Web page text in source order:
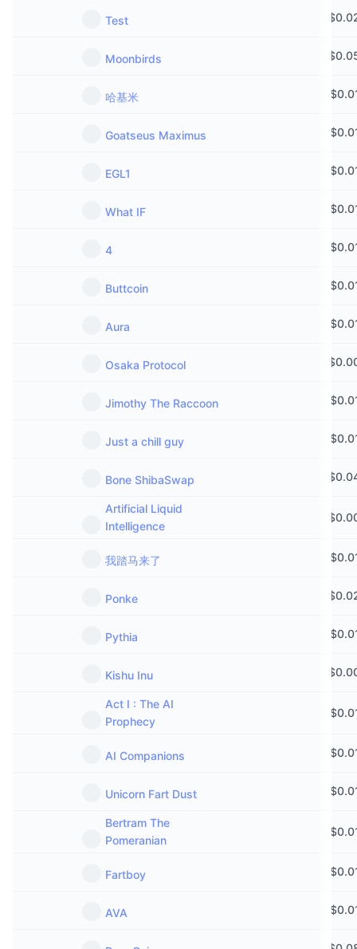
Test $
Moonbirds $
哈基米 $
Goatseus Maximus $
EGL1 $
What IF $
4 $
Buttcoin $
Aura $
Osaka Protocol $
Jimothy The Raccoon $
Just a chill guy $
Bone ShibaSwap $
Artificial Liquid
Intelligence
$
我踏马来了 $
Ponke $
Pythia $
Kishu Inu $
Act I : The AI
Prophecy
$
AI Companions $
Unicorn Fart Dust $
Bertram The
Pomeranian
$
Fartboy $
AVA $